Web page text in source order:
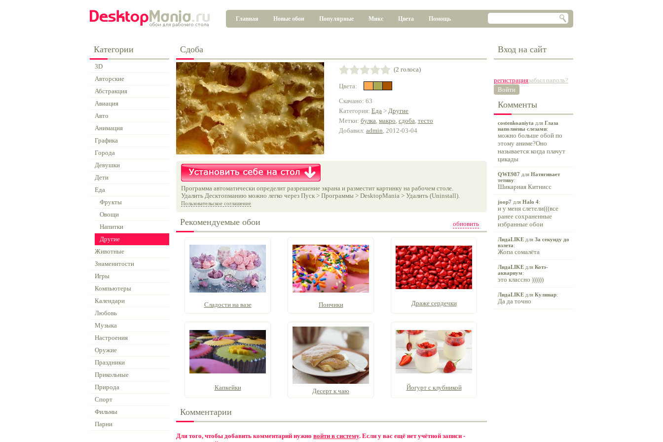
Главная Новые обои Популярные Микс Цвета Помощь
Категории
3D
Авторские
Абстракция
Авиация
Авто
Анимация
Графика
Города
Девушки
Дети
Еда
Фрукты
Овощи
Напитки
Другие
Животные
Знаменитости
Игры
Компьютеры
Календари
Любовь
Музыка
Настроения
Оружие
Праздники
Прикольные
Природа
Спорт
Фильмы
Парни
Сдоба
(2 голоса)
Цвета:
Скачано: 63
Категория: Еда > Другие
Метки: булка, макро, сдоба, тесто
Добавил: admin, 2012-03-04
Программа автоматически определит разрешение экрана и разместит картинку на рабочем столе.
Удалить Десктопманию можно легко через Пуск > Программы > DesktopMania > Удалить (Uninstall).
Пользовательское соглашение
обновить
Рекомендуемые обои
Сладости на вазе Пончики Драже сердечки
Капкейки Десерт к чаю Йогурт с клубникой
Комментарии
Для того, чтобы добавить комментарий нужно войти в систему. Если у вас ещё нет учётной записи -
Вход на сайт
регистрациязабыл пароль?
Войти
Комменты
costenkoaniyta для Глаза
наполнены слезами:
можно больше обой по
этому аниме?Оно
называется:когда плачут
цикады
QWE987 для Натягивает
тетиву:
Шикарная Китнисс
joop7 для Halo 4:
и у меня слетели(((все
ранее сохраненные
избранные обои
ЛидаLIKE для За секунду до
взлета:
Жопа сомалёта
ЛидаLIKE для Котэ-
аквариум:
это классно ))))))
ЛидаLIKE для Кулинар:
Да да точно